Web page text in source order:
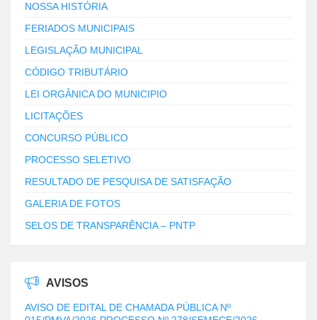
NOSSA HISTÓRIA
FERIADOS MUNICIPAIS
LEGISLAÇÃO MUNICIPAL
CÓDIGO TRIBUTÁRIO
LEI ORGÂNICA DO MUNICIPIO
LICITAÇÕES
CONCURSO PÚBLICO
PROCESSO SELETIVO
RESULTADO DE PESQUISA DE SATISFAÇÃO
GALERIA DE FOTOS
SELOS DE TRANSPARÊNCIA – PNTP
AVISOS
AVISO DE EDITAL DE CHAMADA PÚBLICA Nº